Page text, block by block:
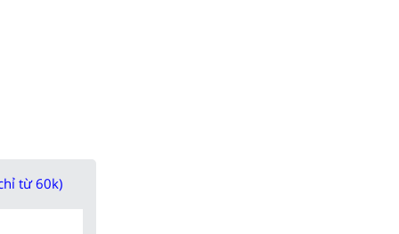
từ 60k)